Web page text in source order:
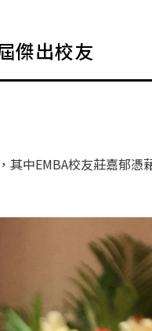
傑出校友
中EMBA校友莊嘉郁憑